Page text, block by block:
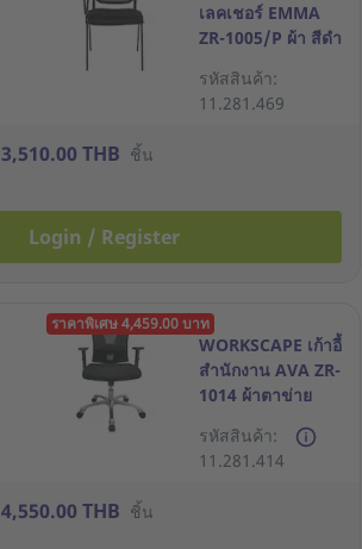
เลคเชอร์ EMMA
ZR-1005/P ผ้า สีดำ
รหัสสินค้า:
11.281.469
3,510.00 THB ชิ้น
Login / Register
ราคาพิเศษ 4,459.00 บาท
WORKSCAPE เก้าอี้
สำนักงาน AVA ZR-
1014 ผ้าตาข่าย
รหัสสินค้า:
11.281.414
4,550.00 THB ชิ้น